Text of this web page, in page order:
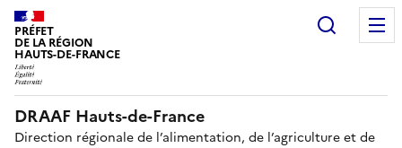
PRÉFET
DE LA RÉGION
HAUTS-DE-FRANCE
DRAAF Hauts-de-France
Direction régionale de l’alimentation, de l’agriculture et de